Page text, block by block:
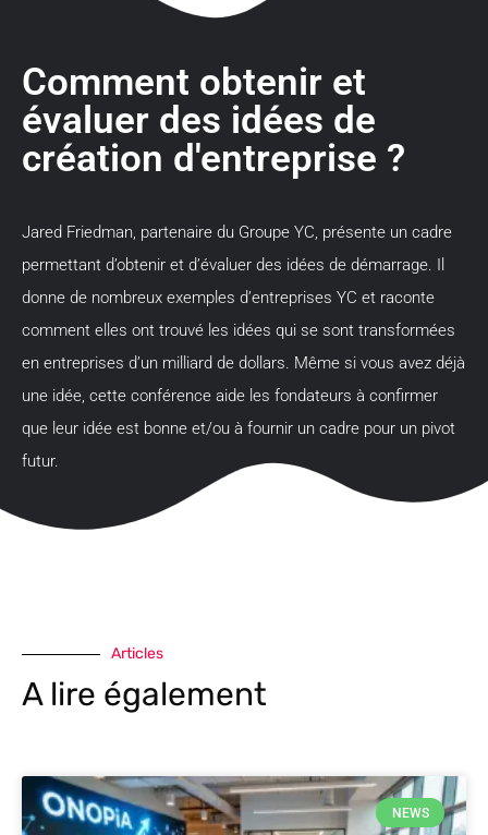
Comment obtenir et
évaluer des idées de
création d'entreprise ?
Jared Friedman, partenaire du Groupe YC, présente un cadre
permettant d’obtenir et d’évaluer des idées de démarrage. Il
donne de nombreux exemples d’entreprises YC et raconte
comment elles ont trouvé les idées qui se sont transformées
en entreprises d’un milliard de dollars. Même si vous avez déjà
une idée, cette conférence aide les fondateurs à confirmer
que leur idée est bonne et/ou à fournir un cadre pour un pivot
futur.
Articles
A lire également
NEWS